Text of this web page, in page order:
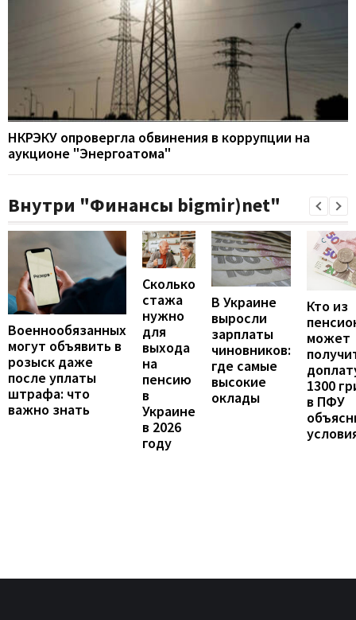
НКРЭКУ опровергла обвинения в коррупции на
аукционе "Энергоатома"
Внутри "Финансы bigmir)net"
Военнообязанных
могут объявить в
розыск даже
после уплаты
штрафа: что
важно знать
Сколько
стажа
нужно
для
выхода
на
пенсию
в
Украине
в 2026
году
В Украине
выросли
зарплаты
чиновников:
где самые
высокие
оклады
Кто из
может
1300
в ПФУ